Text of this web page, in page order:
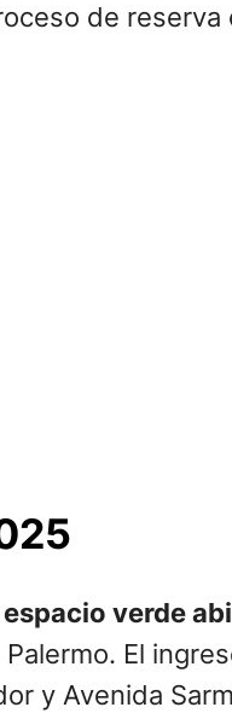
de reserva
espacio verde
El
y Avenida